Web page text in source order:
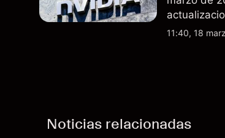
11:40, 18
Noticias relacionadas